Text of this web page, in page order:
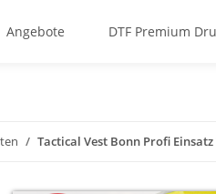
Angebote DTF Premium
Tactical Vest Bonn Profi Einsatz